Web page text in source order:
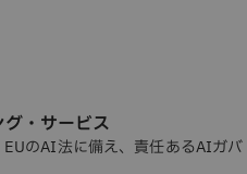
・サービス
のAI法に備え、責任あるAIガバ